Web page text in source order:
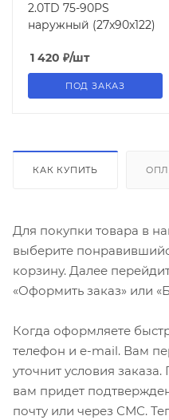
2.0TD 75-90PS
наружный (27x90x122)
1 420 ₽/шт
ПОД ЗАКАЗ
КАК КУПИТЬ
Для покупки товара в
выберите
корзину. Далее
«Оформить заказ» или
Когда оформляете
телефон и e-mail. Вам
уточнит условия
вам придет
почту или через СМС.